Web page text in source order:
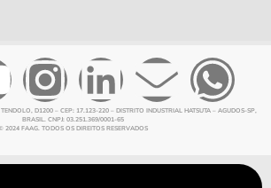
D1200 – CEP: 17.123-220 – DISTRITO INDUSTRIAL HATSUTA – AGUDOS-SP,
BRASIL. CNPJ: 03.251.369/0001-65
2024 FAAG. TODOS OS DIREITOS RESERVADOS